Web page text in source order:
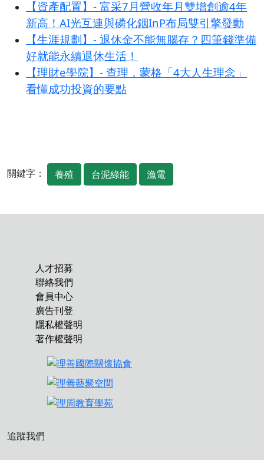
【資產配置】- 富采7月營收年月雙增創逾4年
新高！AI光互連與磷化銦InP布局雙引擎發動
【生涯規劃】- 退休金不能無腦存？四筆錢準備
好就能永續退休生活！
【理財e學院】- 查理．蒙格「4大人生理念」
看懂成功投資的要點
關鍵字： 養殖 台泥綠能 漁電
人才招募
聯絡我們
會員中心
廣告刊登
隱私權聲明
著作權聲明
追蹤我們